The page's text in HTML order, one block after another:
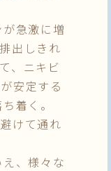
急激に増
出しきれ
、ニキビ
安定する
着く。
けて通れ
、様々な